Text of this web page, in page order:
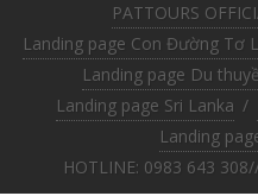
PATTOURS
Landing page Con Đường Tơ
Landing page Du
Landing page Sri Lanka /
Landing
HOTLINE: 0983 643